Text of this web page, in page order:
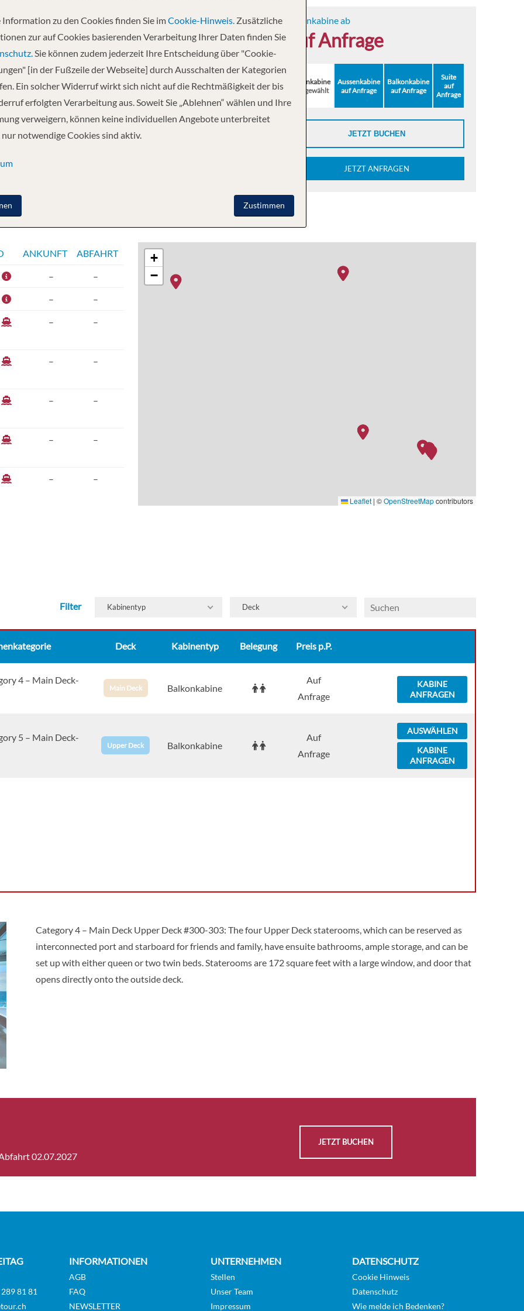
02.07.2027
Die Galapagosinseln entdecken - Die
- Die Galapagosinseln entdecken -
Mehr
Innenkabine ab
auf Anfrage
Innenkabine
ausgewählt
Aussenkabine
auf Anfrage
Balkonkabine
auf Anfrage
Suite
auf
Anfrage
JETZT BUCHEN
JETZT ANFRAGEN
ANKUNFT ABFAHRT
– –
– –
– –
– –
– –
– –
– –
–
+
−
Leaflet | ©OpenStreetMapcontributors
Filter Kabinentyp Deck
Deck Kabinentyp Belegung Preis p.P.
4 – Main Deck-
Main Deck Balkonkabine
Auf
Anfrage
KABINE
ANFRAGEN
5 – Main Deck-
Upper Deck Balkonkabine
Auf
Anfrage
AUSWÄHLEN
KABINE
ANFRAGEN
Category 4 – Main Deck Upper Deck #300-303: The four Upper Deck staterooms, which can be reserved as
interconnected port and starboard for friends and family, have ensuite bathrooms, ample storage, and can be
set up with either queen or two twin beds. Staterooms are 172 square feet with a large window, and door that
opens directly onto the outside deck.
02.07.2027
JETZT BUCHEN
81 81
INFORMATIONEN
AGB
FAQ
NEWSLETTER
UNTERNEHMEN
Stellen
Unser Team
Impressum
DATENSCHUTZ
Cookie Hinweis
Datenschutz
Wie melde ich Bedenken?
zu den Cookies finden Sie imCookie-Hinweis. Zusätzliche
zur auf Cookies basierenden Verarbeitung Ihrer Daten finden Sie
Sie können zudem jederzeit Ihre Entscheidung über "Cookie-
[in der Fußzeile der Webseite] durch Ausschalten der Kategorien
Ein solcher Widerruf wirkt sich nicht auf die Rechtmäßigkeit der bis
erfolgten Verarbeitung aus. Soweit Sie „Ablehnen“ wählen und Ihre
verweigern, können keine individuellen Angebote unterbreitet
notwendige Cookies sind aktiv.
Zustimmen